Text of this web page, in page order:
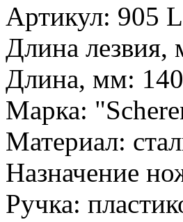
Артикул: 905 L
Длина лезвия,
Длина, мм: 140
Марка:
Материал:
Назначение
Ручка: